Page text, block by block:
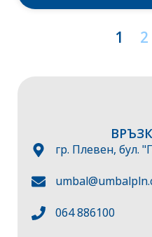
1 2
гр. Плевен, бул.
064 886100